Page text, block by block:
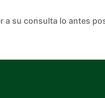
a su consulta lo antes